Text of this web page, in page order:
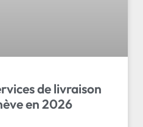
de livraison
en 2026